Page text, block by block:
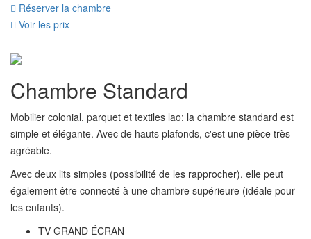
Réserver la chambre
Voir les prix
Chambre Standard
Mobilier colonial, parquet et textiles lao: la chambre standard est
simple et élégante. Avec de hauts plafonds, c'est une pièce très
agréable.
Avec deux lits simples (possibilité de les rapprocher), elle peut
également être connecté à une chambre supérieure (idéale pour
les enfants).
TV GRAND ÉCRAN